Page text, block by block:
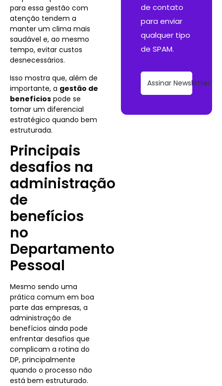
para essa gestão com
atenção tendem a
manter um clima mais
saudável e, ao mesmo
tempo, evitar custos
desnecessários.
Isso mostra que, além de
importante, a gestão de
benefícios pode se
tornar um diferencial
estratégico quando bem
estruturada.
Principais
desafios na
administração
de
benefícios
no
Departamento
Pessoal
Mesmo sendo uma
prática comum em boa
parte das empresas, a
administração de
benefícios ainda pode
enfrentar desafios que
complicam a rotina do
DP, principalmente
quando o processo não
está bem estruturado.
de contato
para enviar
qualquer tipo
de SPAM.
Assinar Newsletter